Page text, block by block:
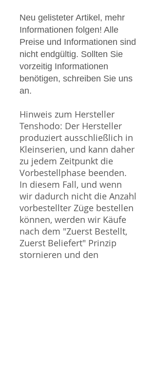
Neu gelisteter Artikel, mehr
Informationen folgen! Alle
Preise und Informationen sind
nicht endgültig. Sollten Sie
vorzeitig Informationen
benötigen, schreiben Sie uns
an.
Hinweis zum Hersteller
Tenshodo: Der Hersteller
produziert ausschließlich in
Kleinserien, und kann daher
zu jedem Zeitpunkt die
Vorbestellphase beenden.
In diesem Fall, und wenn
wir dadurch nicht die Anzahl
vorbestellter Züge bestellen
können, werden wir Käufe
nach dem "Zuerst Bestellt,
Zuerst Beliefert" Prinzip
stornieren und den